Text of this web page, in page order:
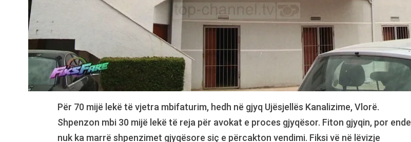
Për 70 mijë lekë të vjetra mbifaturim, hedh në gjyq Ujësjellës Kanalizime, Vlorë.
Shpenzon mbi 30 mijë lekë të reja për avokat e proces gjyqësor. Fiton gjyqin, por ende
nuk ka marrë shpenzimet gjyqësore siç e përcakton vendimi. Fiksi vë në lëvizje